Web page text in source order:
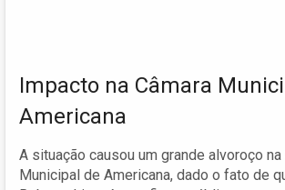
Impacto na Câmara
Americana
A situação causou um grande alvoroço na
Municipal de Americana, dado o fato de